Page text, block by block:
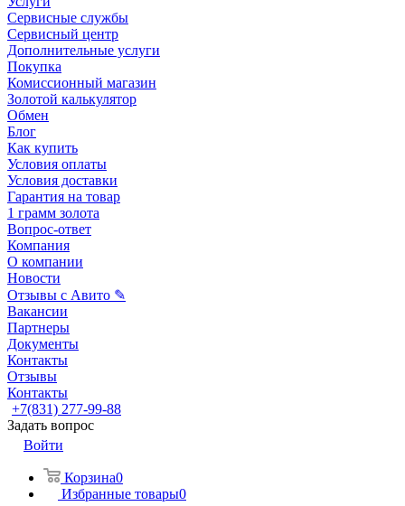
Сервисные службы
Сервисный центр
Дополнительные услуги
Покупка
Комиссионный магазин
Золотой калькулятор
Обмен
Блог
Как купить
Условия оплаты
Условия доставки
Гарантия на товар
1 грамм золота
Вопрос-ответ
Компания
О компании
Новости
Отзывы с Авито ✎
Вакансии
Партнеры
Документы
Контакты
Отзывы
Контакты
+7(831) 277-99-88
Задать вопрос
Войти
Корзина0
Избранные товары0